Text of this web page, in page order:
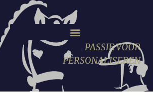
PASSIE VOOR
PERSONALISEREN